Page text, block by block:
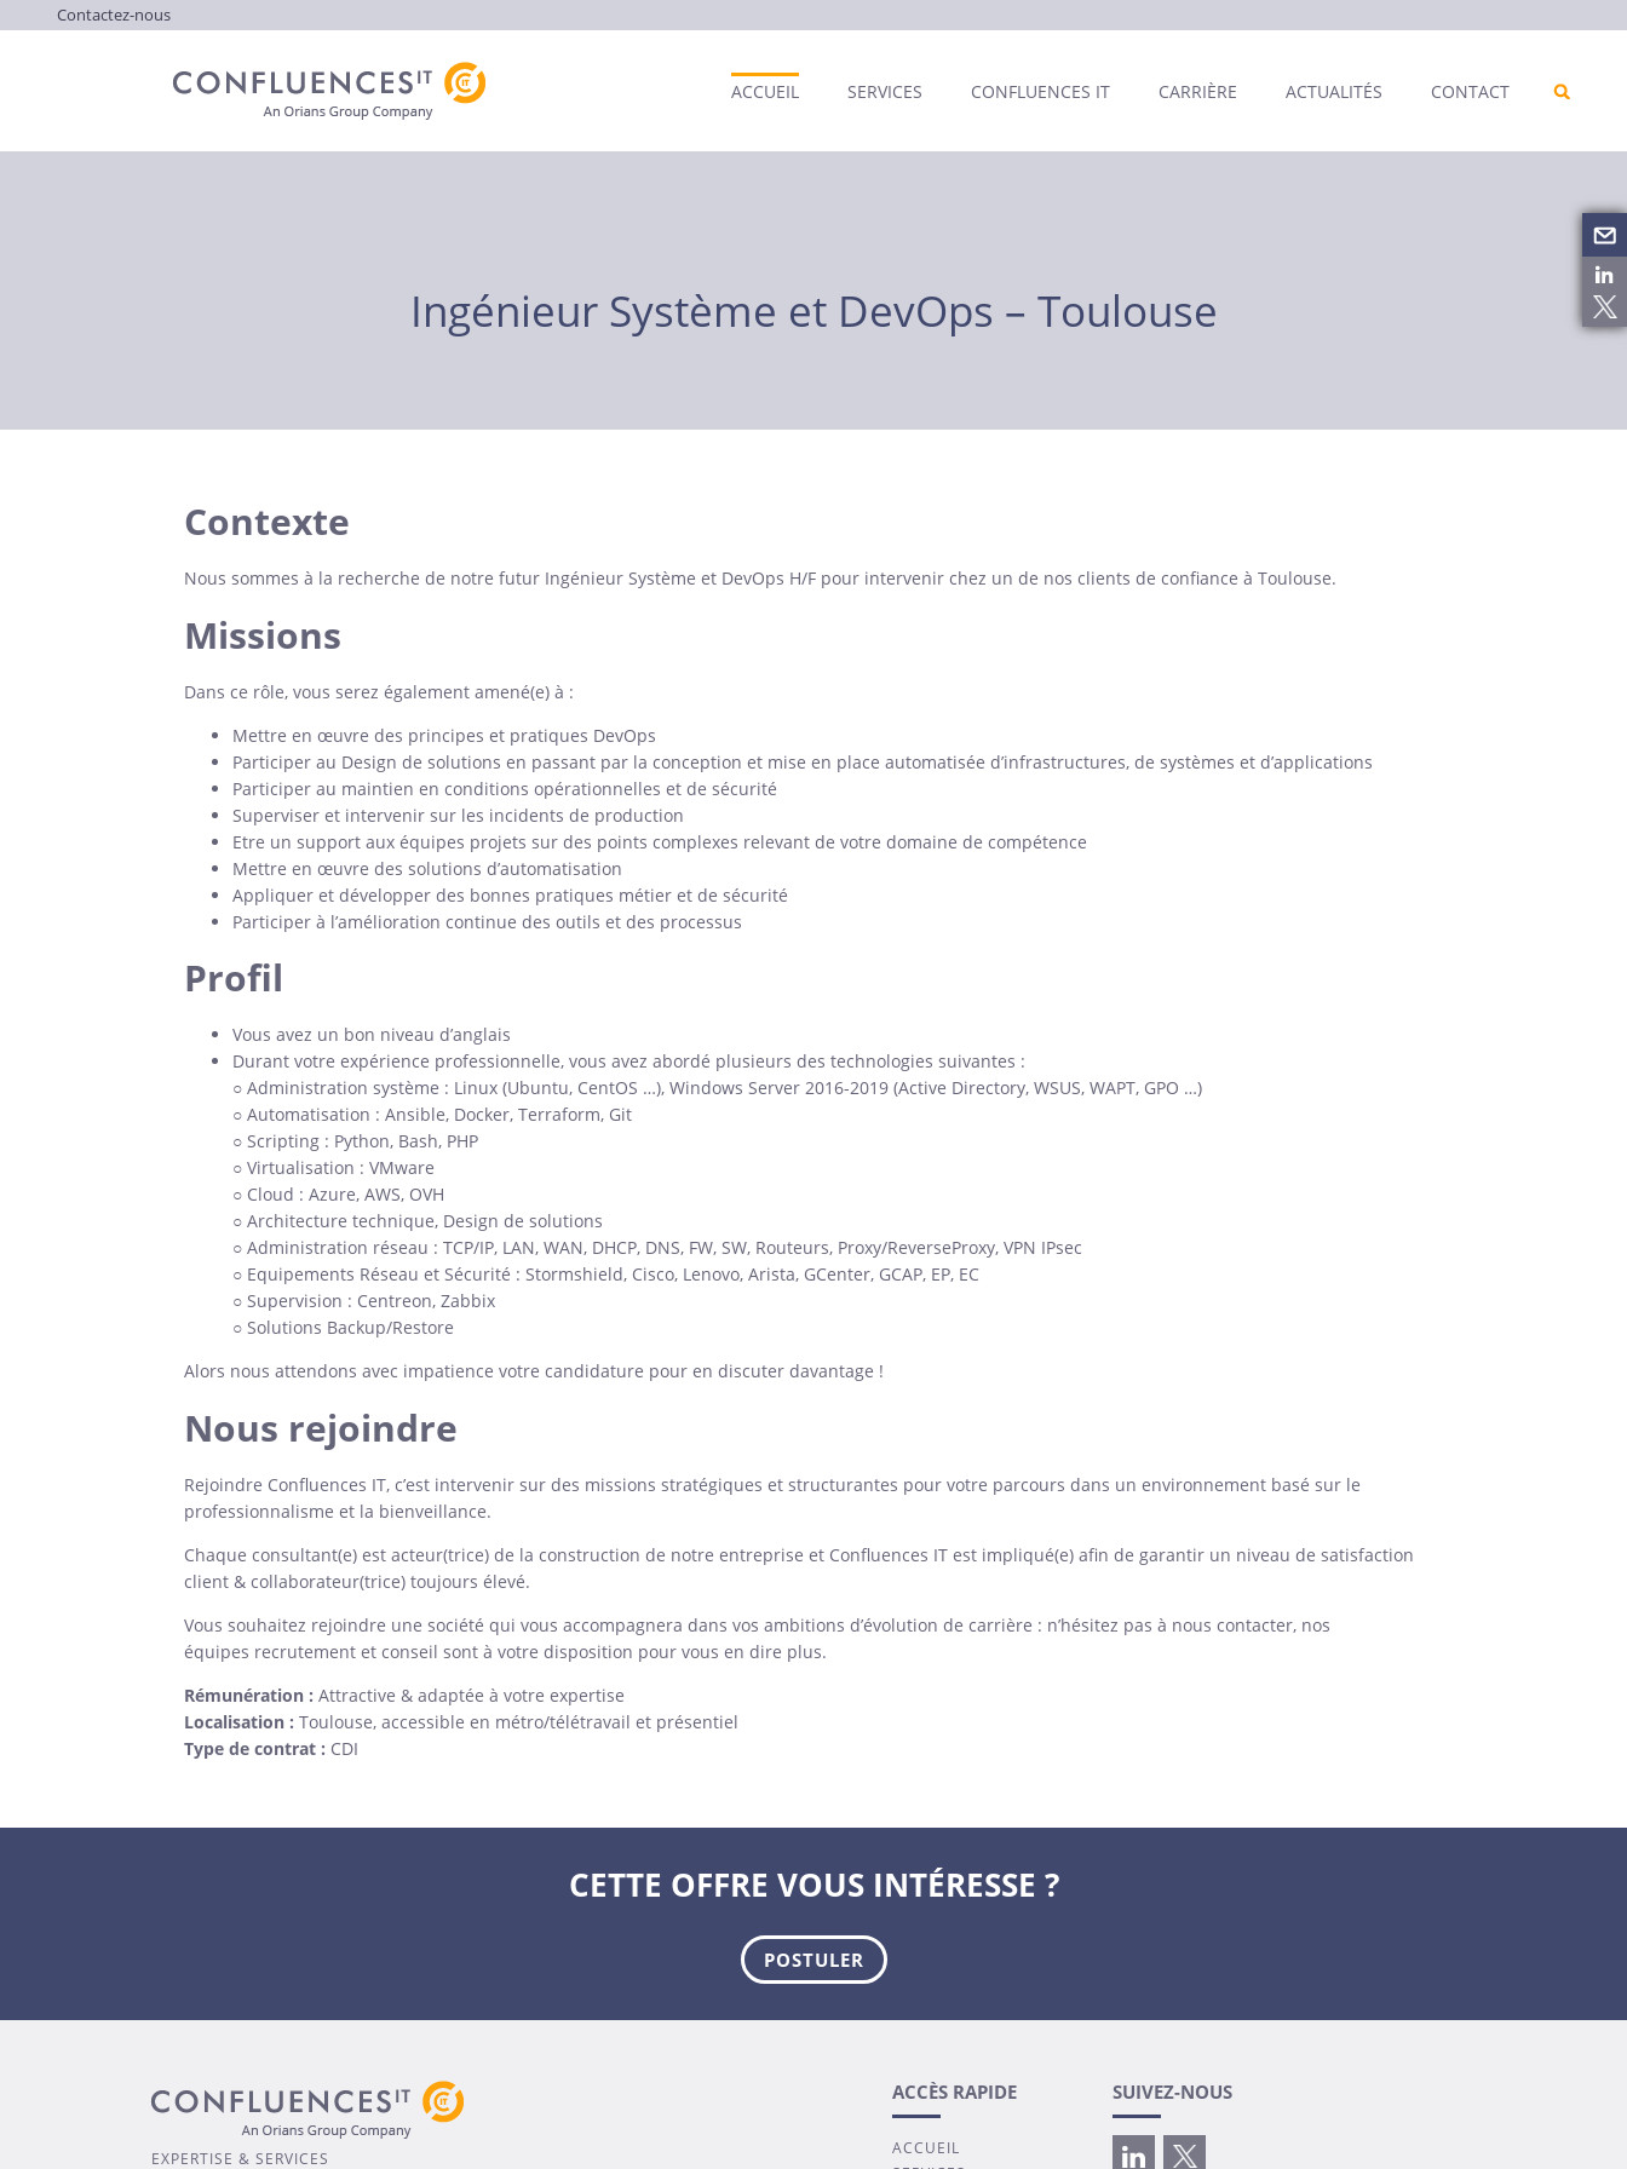
Contactez-nous
ACCUEIL SERVICES CONFLUENCES IT CARRIÈRE ACTUALITÉS CONTACT
Ingénieur Système et DevOps – Toulouse
Contexte
Nous sommes à la recherche de notre futur Ingénieur Système et DevOps H/F pour intervenir chez un de nos clients de confiance à Toulouse.
Missions
Dans ce rôle, vous serez également amené(e) à :
Mettre en œuvre des principes et pratiques DevOps
Participer au Design de solutions en passant par la conception et mise en place automatisée d’infrastructures, de systèmes et d’applications
Participer au maintien en conditions opérationnelles et de sécurité
Superviser et intervenir sur les incidents de production
Etre un support aux équipes projets sur des points complexes relevant de votre domaine de compétence
Mettre en œuvre des solutions d’automatisation
Appliquer et développer des bonnes pratiques métier et de sécurité
Participer à l’amélioration continue des outils et des processus
Profil
Vous avez un bon niveau d’anglais
Durant votre expérience professionnelle, vous avez abordé plusieurs des technologies suivantes :
○ Administration système : Linux (Ubuntu, CentOS …), Windows Server 2016-2019 (Active Directory, WSUS, WAPT, GPO …)
○ Automatisation : Ansible, Docker, Terraform, Git
○ Scripting : Python, Bash, PHP
○ Virtualisation : VMware
○ Cloud : Azure, AWS, OVH
○ Architecture technique, Design de solutions
○ Administration réseau : TCP/IP, LAN, WAN, DHCP, DNS, FW, SW, Routeurs, Proxy/ReverseProxy, VPN IPsec
○ Equipements Réseau et Sécurité : Stormshield, Cisco, Lenovo, Arista, GCenter, GCAP, EP, EC
○ Supervision : Centreon, Zabbix
○ Solutions Backup/Restore
Alors nous attendons avec impatience votre candidature pour en discuter davantage !
Nous rejoindre
Rejoindre Confluences IT, c’est intervenir sur des missions stratégiques et structurantes pour votre parcours dans un environnement basé sur le
professionnalisme et la bienveillance.
Chaque consultant(e) est acteur(trice) de la construction de notre entreprise et Confluences IT est impliqué(e) afin de garantir un niveau de satisfaction
client & collaborateur(trice) toujours élevé.
Vous souhaitez rejoindre une société qui vous accompagnera dans vos ambitions d’évolution de carrière : n’hésitez pas à nous contacter, nos
équipes recrutement et conseil sont à votre disposition pour vous en dire plus.
Rémunération : Attractive & adaptée à votre expertise
Localisation : Toulouse, accessible en métro/télétravail et présentiel
Type de contrat : CDI
CETTE OFFRE VOUS INTÉRESSE ?
POSTULER
EXPERTISE & SERVICES
ACCÈS RAPIDE
ACCUEIL
SUIVEZ-NOUS